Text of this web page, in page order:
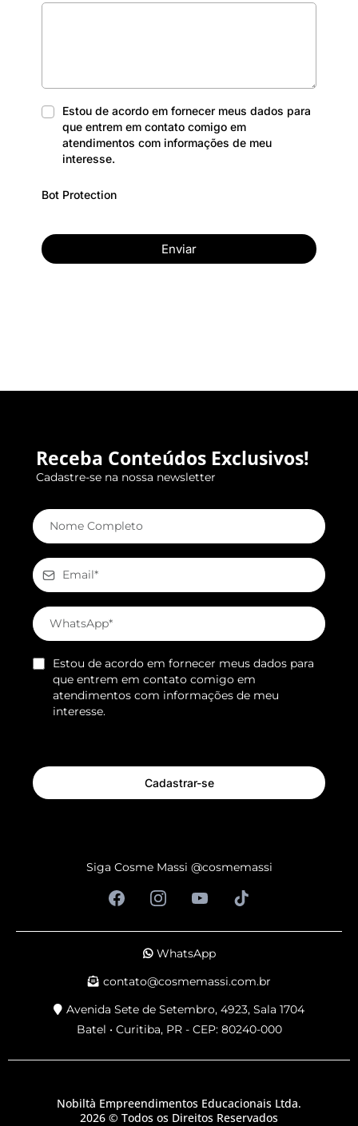
Estou de acordo em fornecer meus dados para
que entrem em contato comigo em
atendimentos com informações de meu
interesse.
Bot Protection
Enviar
Receba Conteúdos Exclusivos!
Cadastre-se na nossa newsletter
Estou de acordo em fornecer meus dados para
que entrem em contato comigo em
atendimentos com informações de meu
interesse.
Cadastrar-se
Siga Cosme Massi @cosmemassi
WhatsApp
contato@cosmemassi.com.br
Avenida Sete de Setembro, 4923, Sala 1704
Batel • Curitiba, PR - CEP: 80240-000
Nobiltà Empreendimentos Educacionais Ltda.
2026 © Todos os Direitos Reservados